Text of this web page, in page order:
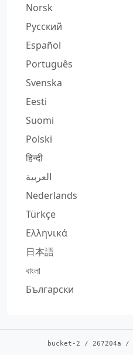
Norsk
Русский
Español
Português
Svenska
Eesti
Suomi
Polski
हिन्दी
العربية
Nederlands
Türkçe
Ελληνικά
日本語
বাংলা
Български
bucket-2 / 267204a /